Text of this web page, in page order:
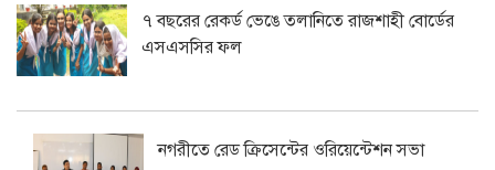
৭ বছরের রেকর্ড ভেঙে তলানিতে রাজশাহী বোর্ডের
এসএসসির ফল
নগরীতে রেড ক্রিসেন্টের ওরিয়েন্টেশন সভা